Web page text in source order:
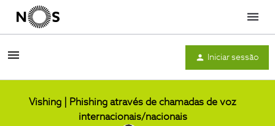
Menu
Iniciar sessão
Vishing | Phishing através de chamadas de voz
internacionais/nacionais